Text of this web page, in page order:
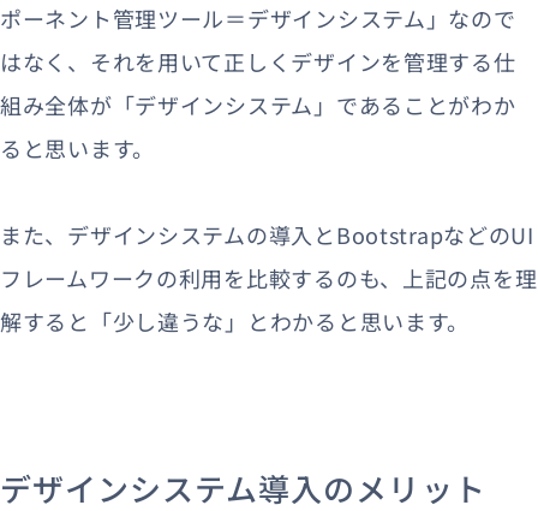
ポーネント管理ツール＝デザインシステム」なので
はなく、それを用いて正しくデザインを管理する仕
組み全体が「デザインシステム」であることがわか
ると思います。
また、デザインシステムの導入とBootstrapなどのUI
フレームワークの利用を比較するのも、上記の点を理
解すると「少し違うな」とわかると思います。
デザインシステム導入のメリット